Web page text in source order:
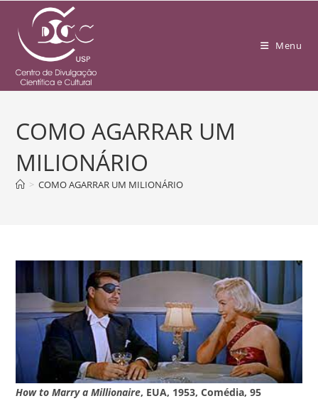
Menu
COMO AGARRAR UM
MILIONÁRIO
> COMO AGARRAR UM MILIONÁRIO
How to Marry a Millionaire, EUA, 1953, Comédia, 95